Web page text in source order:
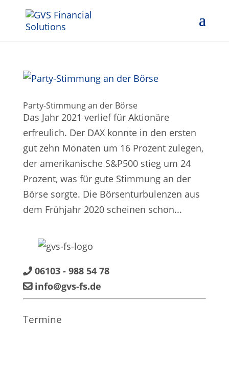
Party-Stimmung an der Börse
Das Jahr 2021 verlief für Aktionäre
erfreulich. Der DAX konnte in den ersten
gut zehn Monaten um 16 Prozent zulegen,
der amerikanische S&P500 stieg um 24
Prozent, was für gute Stimmung an der
Börse sorgte. Die Börsenturbulenzen aus
dem Frühjahr 2020 scheinen schon...
06103 - 988 54 78
info@gvs-fs.de
Termine